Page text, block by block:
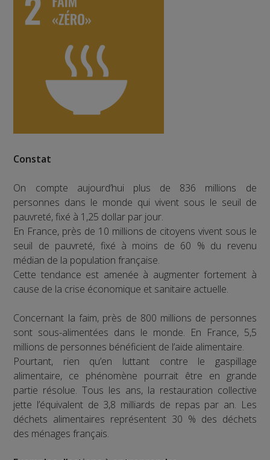
Constat
On compte aujourd’hui plus de 836 millions de
personnes dans le monde qui vivent sous le seuil de
pauvreté, fixé à 1,25 dollar par jour.
En France, près de 10 millions de citoyens vivent sous le
seuil de pauvreté, fixé à moins de 60 % du revenu
médian de la population française.
Cette tendance est amenée à augmenter fortement à
cause de la crise économique et sanitaire actuelle.
Concernant la faim, près de 800 millions de personnes
sont sous-alimentées dans le monde. En France, 5,5
millions de personnes bénéficient de l’aide alimentaire.
Pourtant, rien qu’en luttant contre le gaspillage
alimentaire, ce phénomène pourrait être en grande
partie résolue. Tous les ans, la restauration collective
jette l’équivalent de 3,8 milliards de repas par an. Les
déchets alimentaires représentent 30 % des déchets
des ménages français.